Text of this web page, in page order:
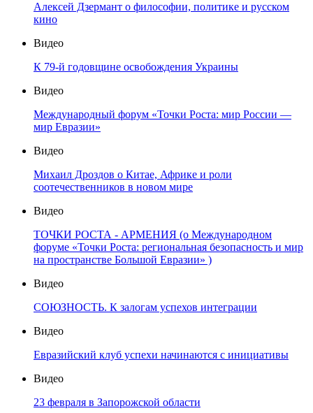
Алексей Дзермант о философии, политике и русском
кино
Видео
К 79-й годовщине освобождения Украины
Видео
Международный форум «Точки Роста: мир России —
мир Евразии»
Видео
Михаил Дроздов о Китае, Африке и роли
соотечественников в новом мире
Видео
ТОЧКИ РОСТА - АРМЕНИЯ (о Международном
форуме «Точки Роста: региональная безопасность и мир
на пространстве Большой Евразии» )
Видео
СОЮЗНОСТЬ. К залогам успехов интеграции
Видео
Евразийский клуб успехи начинаются с инициативы
Видео
23 февраля в Запорожской области